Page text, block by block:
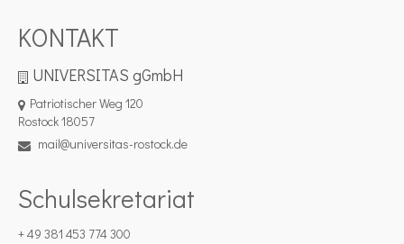
KONTAKT
UNIVERSITAS gGmbH
Patriotischer Weg 120
Rostock 18057
mail@universitas-rostock.de
Schulsekretariat
+ 49 381 453 774 300